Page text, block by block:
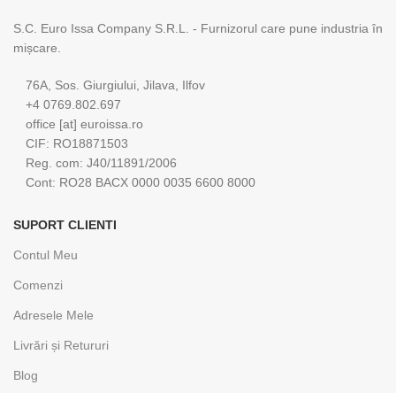
S.C. Euro Issa Company S.R.L. - Furnizorul care pune industria în
mișcare.
76A, Sos. Giurgiului, Jilava, Ilfov
+4 0769.802.697
office [at] euroissa.ro
CIF: RO18871503
Reg. com: J40/11891/2006
Cont: RO28 BACX 0000 0035 6600 8000
SUPORT CLIENTI
Contul Meu
Comenzi
Adresele Mele
Livrări și Retururi
Blog